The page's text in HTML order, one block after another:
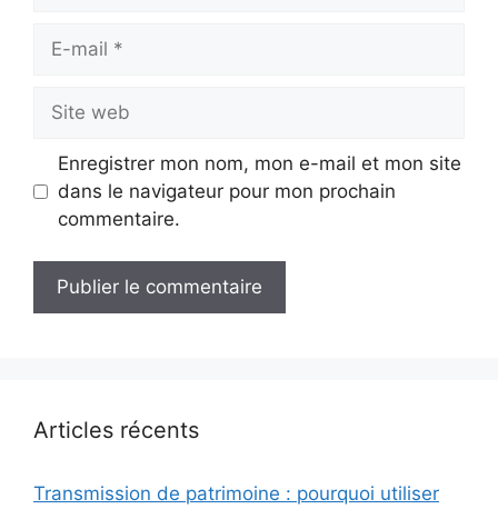
mail
web
Enregistrer mon nom, mon e-mail et mon site
dans le navigateur pour mon prochain
commentaire.
Articles récents
Transmission de patrimoine : pourquoi utiliser